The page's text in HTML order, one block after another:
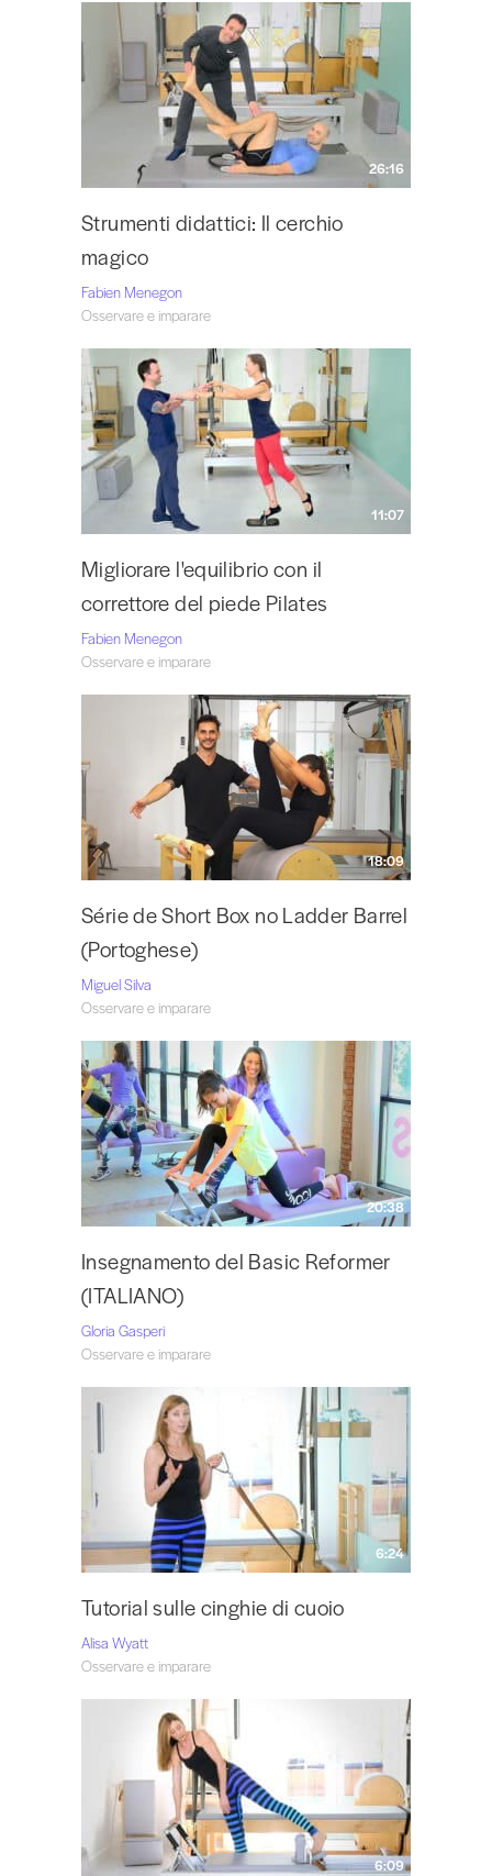
26:16
Strumenti didattici: Il cerchio
magico
Fabien Menegon
Osservare e imparare
11:07
Migliorare l'equilibrio con il
correttore del piede Pilates
Fabien Menegon
Osservare e imparare
18:09
Série de Short Box no Ladder Barrel
(Portoghese)
Miguel Silva
Osservare e imparare
20:38
Insegnamento del Basic Reformer
(ITALIANO)
Gloria Gasperi
Osservare e imparare
6:24
Tutorial sulle cinghie di cuoio
Alisa Wyatt
Osservare e imparare
6:09